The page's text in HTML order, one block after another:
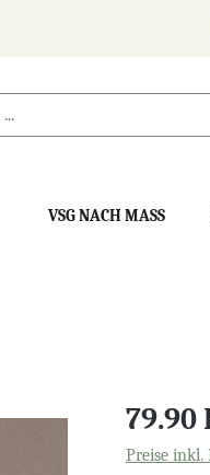
VSG NACH MASS
79.90
Preise inkl.